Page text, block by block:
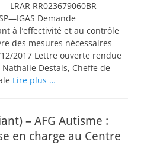
RR023679060BR
Demande
à l’effectivité et au contrôle
des mesures nécessaires
2017 Lettre ouverte rendue
Destais, Cheffe de
Lire plus …
– AFG Autisme :
en charge au Centre